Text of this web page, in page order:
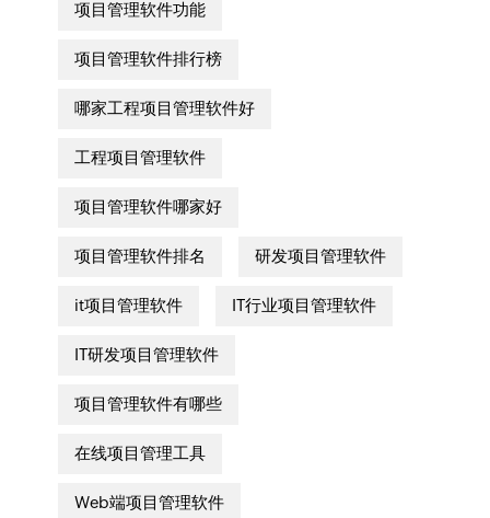
项目管理软件功能
项目管理软件排行榜
哪家工程项目管理软件好
工程项目管理软件
项目管理软件哪家好
项目管理软件排名 研发项目管理软件
it项目管理软件 IT行业项目管理软件
IT研发项目管理软件
项目管理软件有哪些
在线项目管理工具
Web端项目管理软件